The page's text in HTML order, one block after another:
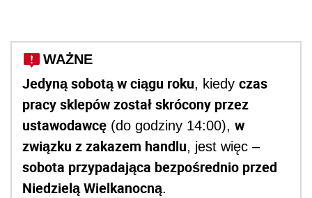
WAŻNE
Jedyną sobotą w ciągu roku, kiedy czas
pracy sklepów został skrócony przez
ustawodawcę (do godziny 14:00), w
związku z zakazem handlu, jest więc –
sobota przypadająca bezpośrednio przed
Niedzielą Wielkanocną.